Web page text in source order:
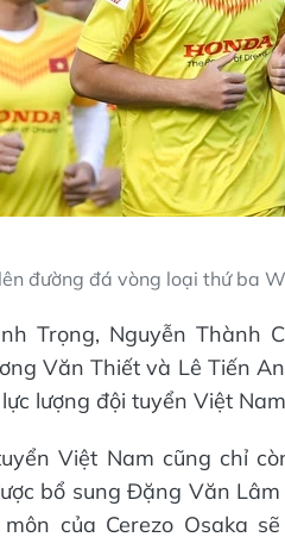
đường đá vòng loại thứ ba
Trọng, Nguyễn Thành
Văn Thiết và Lê Tiến
lượng đội tuyển Việt
Việt Nam cũng chỉ
bổ sung Đặng Văn
của Cerezo Osaka